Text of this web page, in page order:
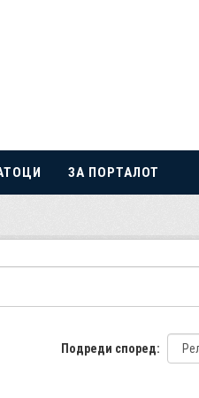
ЗА ПОРТАЛОТ
Подреди според